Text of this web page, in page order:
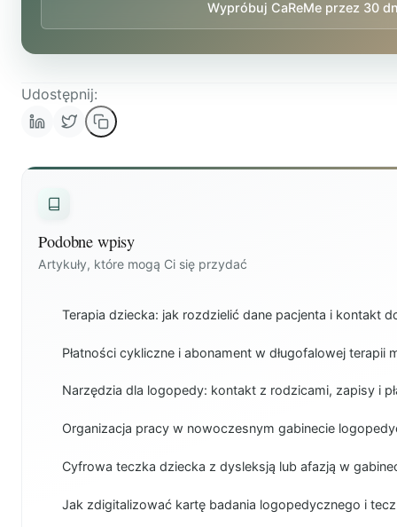
Wypróbuj CaReMe przez 30
Udostępnij:
Podobne wpisy
Artykuły, które mogą Ci się przydać
Terapia dziecka: jak rozdzielić dane pacjenta i kontakt
Płatności cykliczne i abonament w długofalowej terapii
Narzędzia dla logopedy: kontakt z rodzicami, zapisy i
Organizacja pracy w nowoczesnym gabinecie
Cyfrowa teczka dziecka z dysleksją lub afazją w
Jak zdigitalizować kartę badania logopedycznego i